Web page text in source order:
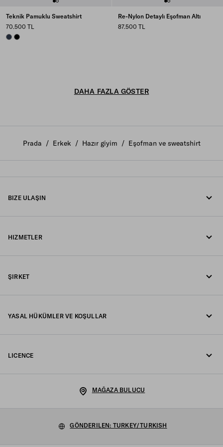
Teknik Pamuklu Sweatshirt
70.500 TL
NAVYBLACK
Re-Nylon Detaylı Eşofman Altı
87.500 TL
DAHA FAZLA GÖSTER
Prada / Erkek / Hazır giyim / Eşofman ve sweatshirt
BIZE ULAŞIN
HIZMETLER
Siparişinizi takip edin
ŞIRKET
YASAL HÜKÜMLER VE KOŞULLAR
LICENCE
MAĞAZA BULUCU
GÖNDERILEN: TURKEY/TURKISH